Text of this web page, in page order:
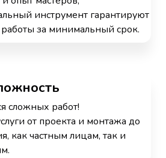
инструмент гарантируют
за минимальный срок.
сложных работ!
от проекта и монтажа до
как частным лицам, так и